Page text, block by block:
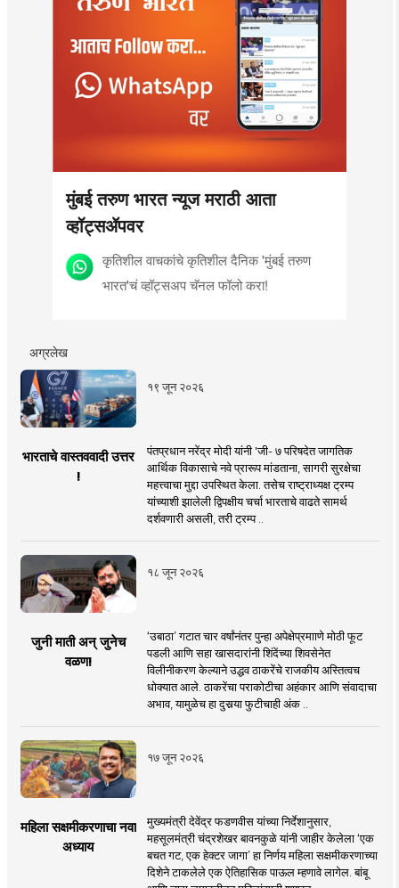
मुंबई तरुण भारत न्यूज मराठी आता
व्हॉट्सॲपवर
कृतिशील वाचकांचे कृतिशील दैनिक 'मुंबई तरुण
भारत'चं व्हॉट्सअप चॅनल फॉलो करा!
अग्रलेख
१९ जून २०२६
भारताचे वास्तववादी उत्तर
!
पंतप्रधान नरेंद्र मोदी यांनी 'जी- ७ परिषदेत जागतिक
आर्थिक विकासाचे नवे प्रारूप मांडताना, सागरी सुरक्षेचा
महत्त्वाचा मुद्दा उपस्थित केला. तसेच राष्ट्राध्यक्ष ट्रम्प
यांच्याशी झालेली द्विपक्षीय चर्चा भारताचे वाढते सामर्थ
दर्शवणारी असली, तरी ट्रम्प ..
१८ जून २०२६
जुनी माती अन् जुनेच
वळण!
‘उबाठा’ गटात चार वर्षांनंतर पुन्हा अपेक्षेप्रमााणे मोठी फूट
पडली आणि सहा खासदारांनी शिंदेंच्या शिवसेनेत
विलीनीकरण केल्याने उद्धव ठाकरेंचे राजकीय अस्तित्वच
धोक्यात आले. ठाकरेंचा पराकोटीचा अहंकार आणि संवादाचा
अभाव, यामुळेच हा दुसर्‍या फुटीचाही अंक ..
१७ जून २०२६
महिला सक्षमीकरणाचा नवा
अध्याय
मुख्यमंत्री देवेंद्र फडणवीस यांच्या निर्देशानुसार,
महसूलमंत्री चंद्रशेखर बावनकुळे यांनी जाहीर केलेला ‘एक
बचत गट, एक हेक्टर जागा’ हा निर्णय महिला सक्षमीकरणाच्या
दिशेने टाकलेले एक ऐतिहासिक पाऊल म्हणावे लागेल. बांबू